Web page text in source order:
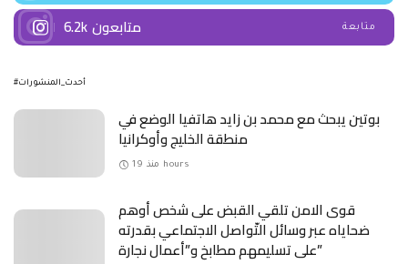
6.2kمتابعون متابعة
#أحدث_المنشورات
بوتين يبحث مع محمد بن زايد هاتفيا الوضع في
منطقة الخليج وأوكرانيا
منذ 19 hours
قوى الامن تلقي القبض على شخص أوهم
ضحاياه عبر وسائل التّواصل الاجتماعي بقدرته
على تسليمهم مطابخ و”أعمال نجارة”